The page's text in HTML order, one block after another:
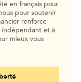
en français pour
pour soutenir
renforce
indépendant et à
mieux vous